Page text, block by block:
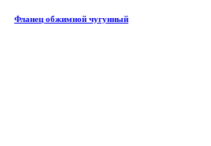
Фланец обжимной чугунный